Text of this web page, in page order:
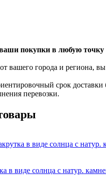
покупки в любую точку
вашего города и региона,
срок доставки
перевозки.
в виде солнца с натур.